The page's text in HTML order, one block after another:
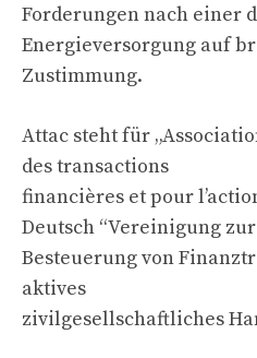
Forderungen nach einer
Energieversorgung auf
Zustimmung.
Attac steht für
des transactions
financières et pour
Deutsch “Vereinigung zur
Besteuerung von
aktives
zivilgesellschaftliches